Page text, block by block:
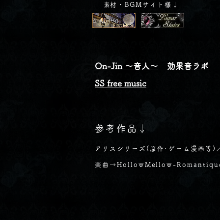
​素材・BGMサイト様↓​
On-Jin ～音人～ 効果音ラボ
SS free music
​参考作品↓
アリスシリーズ(原作･ゲーム漫画等)
楽曲→ HollowMellow-